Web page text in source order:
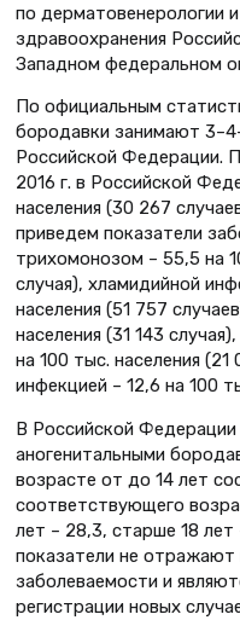
по дерматовенерологии
здравоохранения
Западном федеральном
По официальным
бородавки занимают
Российской Федерации.
2016 г. в Российской
населения (30 267
приведем показатели
трихомонозом – 55,5 на
случая), хламидийной
населения (51 757
населения (31 143
на 100 тыс. населения (21
инфекцией – 12,6 на 100
В Российской
аногенитальными
возрасте от до 14 лет
соответствующего
лет – 28,3, старше 18
показатели не отражают
заболеваемости и
регистрации новых